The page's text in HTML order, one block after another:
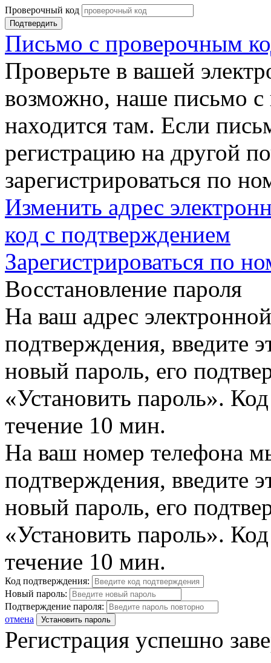
Проверочный код
Подтвердить
Письмо с проверочным
Проверьте в вашей
возможно, наше письмо с
находится там. Если
регистрацию на другой
зарегистрироваться по
Изменить адрес
код с подтверждением
Зарегистрироваться по
Восстановление пароля
На ваш адрес
подтверждения, введите
новый пароль, его
«Установить пароль».
течение 10 мин.
На ваш номер телефона
подтверждения, введите
новый пароль, его
«Установить пароль».
течение 10 мин.
Код подтверждения:
Новый пароль:
Подтверждение пароля:
отмена
Установить пароль
Регистрация успешно